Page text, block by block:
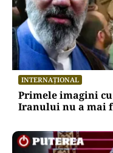
INTERNAȚIONAL
Primele imagini
Iranului nu a mai